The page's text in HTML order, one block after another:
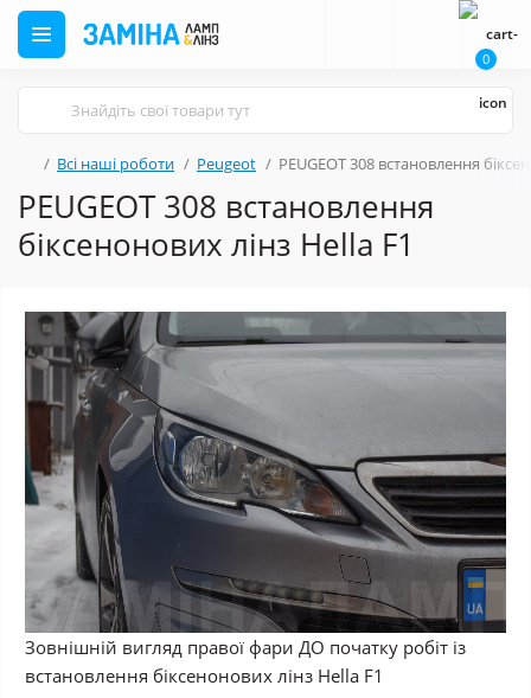
0
Всі наші роботи Peugeot PEUGEOT 308 встановлення
PEUGEOT 308 встановлення
біксенонових лінз Hella F1
Зовнішній вигляд правої фари ДО початку робіт із
встановлення біксенонових лінз Hella F1